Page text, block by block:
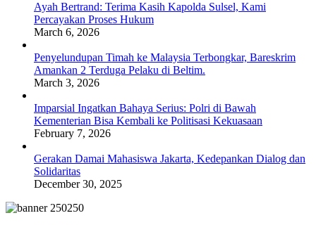
Ayah Bertrand: Terima Kasih Kapolda Sulsel, Kami
Percayakan Proses Hukum
March 6, 2026
Penyelundupan Timah ke Malaysia Terbongkar, Bareskrim
Amankan 2 Terduga Pelaku di Beltim.
March 3, 2026
Imparsial Ingatkan Bahaya Serius: Polri di Bawah
Kementerian Bisa Kembali ke Politisasi Kekuasaan
February 7, 2026
Gerakan Damai Mahasiswa Jakarta, Kedepankan Dialog dan
Solidaritas
December 30, 2025